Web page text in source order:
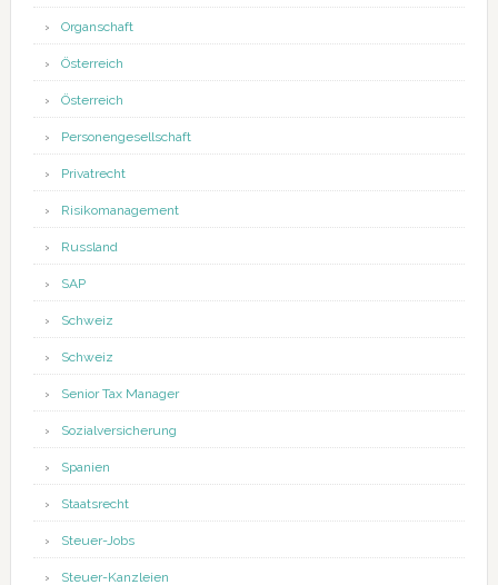
Organschaft
Österreich
Österreich
Personengesellschaft
Privatrecht
Risikomanagement
Russland
SAP
Schweiz
Schweiz
Senior Tax Manager
Sozialversicherung
Spanien
Staatsrecht
Steuer-Jobs
Steuer-Kanzleien